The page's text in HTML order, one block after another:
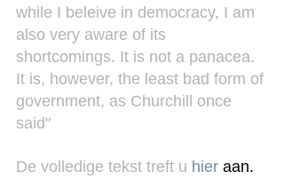
while I beleive in democracy, I am
also very aware of its
shortcomings. It is not a panacea.
It is, however, the least bad form of
government, as Churchill once
said"
De volledige tekst treft u hier aan.